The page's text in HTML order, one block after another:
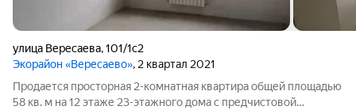
улица Вересаева,101/1с2
Экорайон «Вересаево», 2 квартал 2021
Продается просторная 2-комнатная квартира общей площадью
58 кв. м на 12 этаже 23-этажного дома с предчистовой